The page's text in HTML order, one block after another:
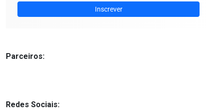
Inscrever
Parceiros:
Redes Sociais: